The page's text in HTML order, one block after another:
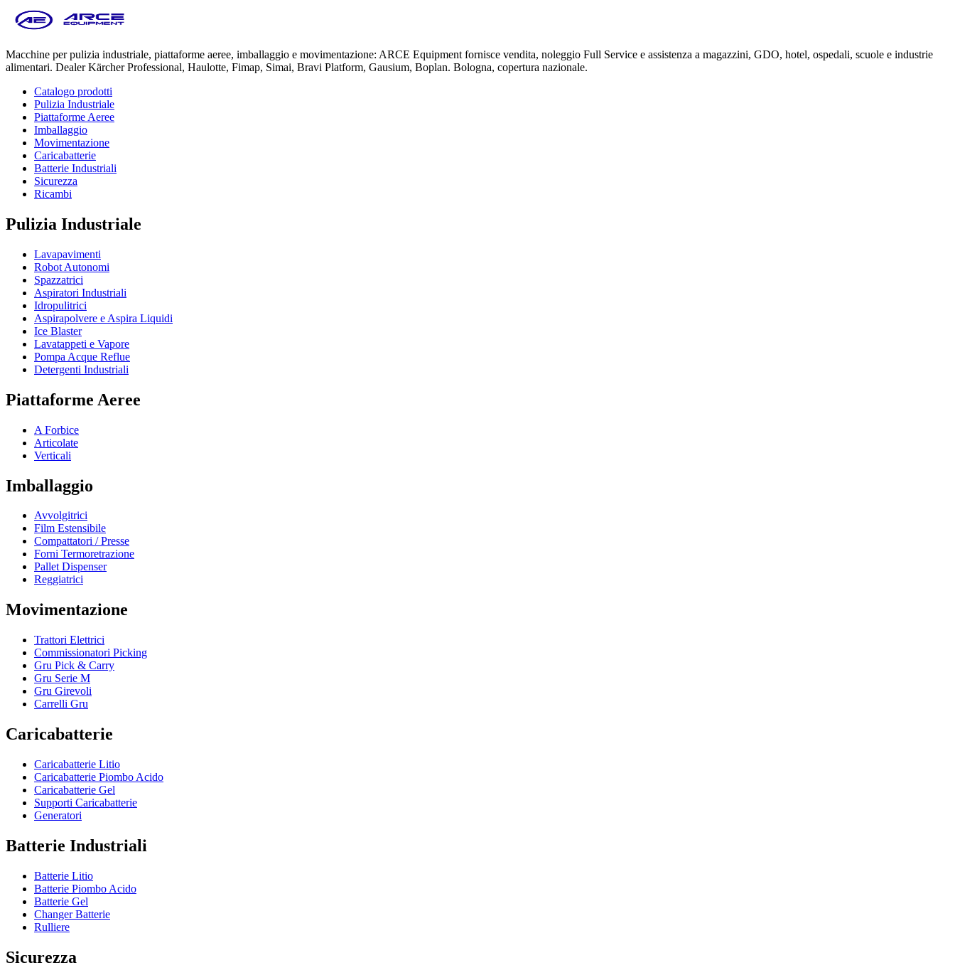
Macchine per pulizia industriale, piattaforme aeree, imballaggio e movimentazione: ARCE Equipment fornisce vendita, noleggio Full Service e assistenza a magazzini, GDO, hotel, ospedali, scuole e industrie
alimentari. Dealer Kärcher Professional, Haulotte, Fimap, Simai, Bravi Platform, Gausium, Boplan. Bologna, copertura nazionale.
Catalogo prodotti
Pulizia Industriale
Piattaforme Aeree
Imballaggio
Movimentazione
Caricabatterie
Batterie Industriali
Sicurezza
Ricambi
Pulizia Industriale
Lavapavimenti
Robot Autonomi
Spazzatrici
Aspiratori Industriali
Idropulitrici
Aspirapolvere e Aspira Liquidi
Ice Blaster
Lavatappeti e Vapore
Pompa Acque Reflue
Detergenti Industriali
Piattaforme Aeree
A Forbice
Articolate
Verticali
Imballaggio
Avvolgitrici
Film Estensibile
Compattatori / Presse
Forni Termoretrazione
Pallet Dispenser
Reggiatrici
Movimentazione
Trattori Elettrici
Commissionatori Picking
Gru Pick & Carry
Gru Serie M
Gru Girevoli
Carrelli Gru
Caricabatterie
Caricabatterie Litio
Caricabatterie Piombo Acido
Caricabatterie Gel
Supporti Caricabatterie
Generatori
Batterie Industriali
Batterie Litio
Batterie Piombo Acido
Batterie Gel
Changer Batterie
Rulliere
Sicurezza